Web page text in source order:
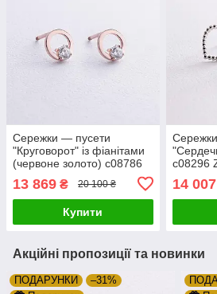
Сережки — пусети
"Круговорот" із фіанітами
(червоне золото) с08786
13 869 ₴ 20 100 ₴
Купити
с08296
14 007
Акційні пропозиції та новинки
ПОДАРУНКИ
–31%